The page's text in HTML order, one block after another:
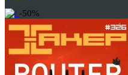
-50%